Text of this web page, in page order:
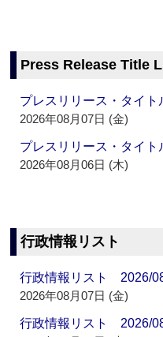
Press Release Title
プレスリリース・タイ
2026年08月07日 (金)
プレスリリース・タイ
2026年08月06日 (木)
行政情報リスト
行政情報リスト 2026/
2026年08月07日 (金)
行政情報リスト 2026/